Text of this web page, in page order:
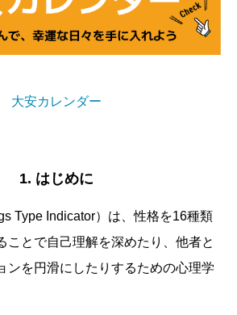
大安カレンダー
1. はじめに
Type Indicator）は、性格を16種類
ことで自己理解を深めたり、他者と
ンを円滑にしたりするための心理学